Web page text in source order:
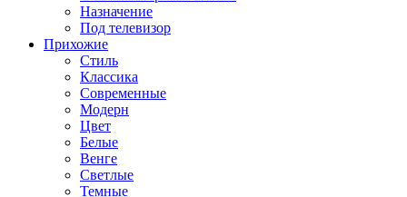
Назначение
Под телевизор
Прихожие
Стиль
Классика
Современные
Модерн
Цвет
Белые
Венге
Светлые
Темные